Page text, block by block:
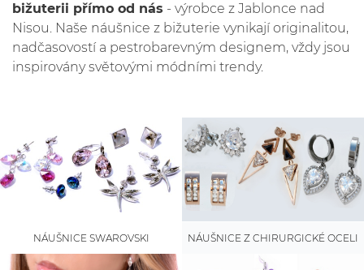
bižuterii přímo od nás - výrobce z Jablonce nad
Nisou. Naše náušnice z bižuterie vynikají originalitou,
nadčasovostí a pestrobarevným designem, vždy jsou
inspirovány světovými módními trendy.
NÁUŠNICE SWAROVSKI NÁUŠNICE Z CHIRURGICKÉ OCELI